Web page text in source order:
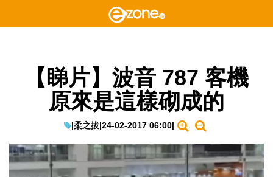
【睇片】波音 787 客機
原來是這樣砌成的
|柔之拔|24-02-2017 06:00|